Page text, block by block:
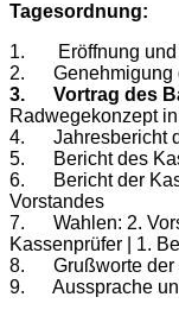
Tagesordnung:
1. Eröffnung und
2. Genehmigung
3. Vortrag des
Radwegekonzept
4. Jahresbericht
5. Bericht des
6. Bericht der
Vorstandes
7. Wahlen: 2.
Kassenprüfer | 1.
8. Grußworte der
9. Aussprache